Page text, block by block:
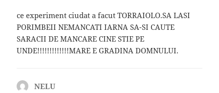
ce experiment ciudat a facut TORRAIOLO.SA LASI
PORIMBEII NEMANCATI IARNA SA-SI CAUTE
SARACII DE MANCARE CINE STIE PE
UNDE!!!!!!!!!!!!!MARE E GRADINA DOMNULUI.
NELU